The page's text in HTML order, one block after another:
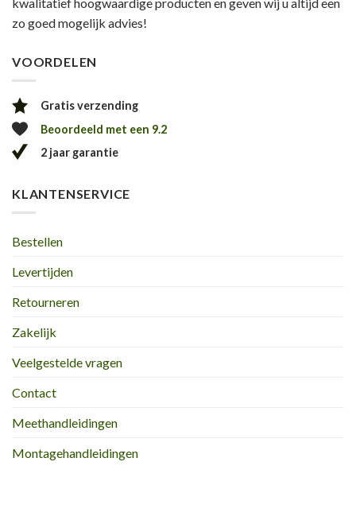
zo goed mogelijk advies!
VOORDELEN
Gratis verzending
Beoordeeld met een 9.2
2 jaar garantie
KLANTENSERVICE
Bestellen
Levertijden
Retourneren
Zakelijk
Veelgestelde vragen
Contact
Meethandleidingen
Montagehandleidingen